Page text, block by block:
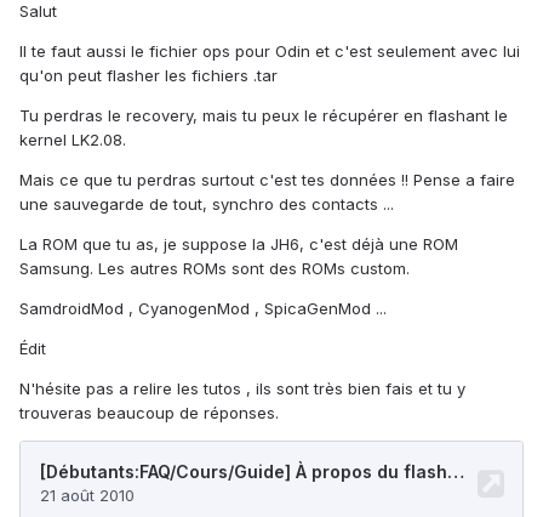
Salut
Il te faut aussi le fichier ops pour Odin et c'est seulement avec lui
qu'on peut flasher les fichiers .tar
Tu perdras le recovery, mais tu peux le récupérer en flashant le
kernel LK2.08.
Mais ce que tu perdras surtout c'est tes données !! Pense a faire
une sauvegarde de tout, synchro des contacts ...
La ROM que tu as, je suppose la JH6, c'est déjà une ROM
Samsung. Les autres ROMs sont des ROMs custom.
SamdroidMod , CyanogenMod , SpicaGenMod ...
Édit
N'hésite pas a relire les tutos , ils sont très bien fais et tu y
trouveras beaucoup de réponses.